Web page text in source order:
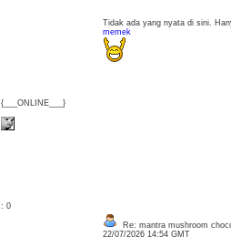
{___ONLINE___}
Tidak ada yang nyata di sini.
memek
: 0
Re: mantra mushroom
22/07/2026 14:54 GMT